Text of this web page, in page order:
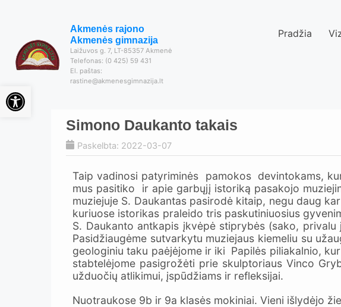
Akmenės rajono
Akmenės gimnazija
Laižuvos g. 7, LT-85357 Akmenė
Telefonas: (0 425) 59 431
El. paštas:
rastine@akmenesgimnazija.lt
Pradžia
Simono Daukanto takais
Paskelbta: 2022-03-07
Taip vadinosi patyriminės pamokos devintokams,
mus pasitiko ir apie garbųjį istoriką pasakojo
muziejuje S. Daukantas pasirodė kitaip, negu daug
kuriuose istorikas praleido tris paskutiniuosius
S. Daukanto antkapis įkvėpė stiprybės (sako,
Pasidžiaugėme sutvarkytu muziejaus kiemeliu su
geologiniu taku paėjėjome ir iki Papilės piliakalnio,
stabtelėjome pasigrožėti prie skulptoriaus Vinco
užduočių atlikimui, įspūdžiams ir refleksijai.
Nuotraukose 9b ir 9a klasės mokiniai. Vieni išlydėjo
Open toolbar